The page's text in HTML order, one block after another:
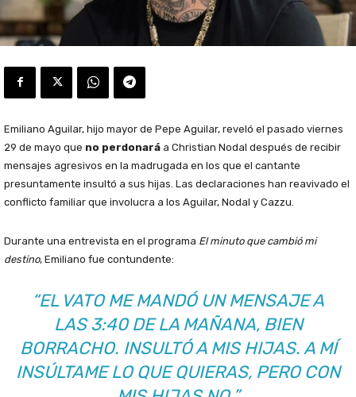
Emiliano Aguilar, hijo mayor de Pepe Aguilar, reveló el pasado viernes
29 de mayo que no perdonará a Christian Nodal después de recibir
mensajes agresivos en la madrugada en los que el cantante
presuntamente insultó a sus hijas. Las declaraciones han reavivado el
conflicto familiar que involucra a los Aguilar, Nodal y Cazzu.
Durante una entrevista en el programa El minuto que cambió mi
destino, Emiliano fue contundente:
“EL VATO ME MANDÓ UN MENSAJE A
LAS 3:40 DE LA MAÑANA, BIEN
BORRACHO. INSULTÓ A MIS HIJAS. A MÍ
INSÚLTAME LO QUE QUIERAS, PERO CON